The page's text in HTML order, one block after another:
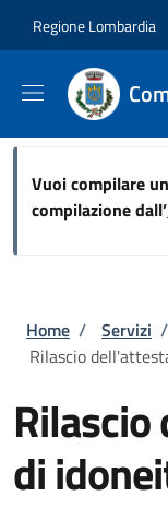
Regione Lombardia
Vuoi compilare
compilazione dall’
Briciole
Home / Servizi /
Rilascio
di